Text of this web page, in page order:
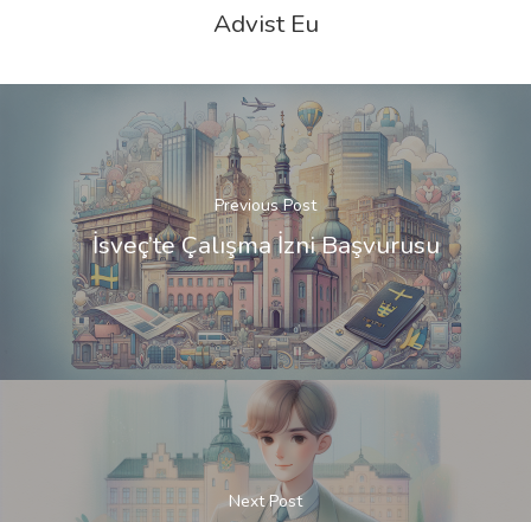
Advist Eu
Previous Post
İsveç’te Çalışma İzni Başvurusu
Next Post